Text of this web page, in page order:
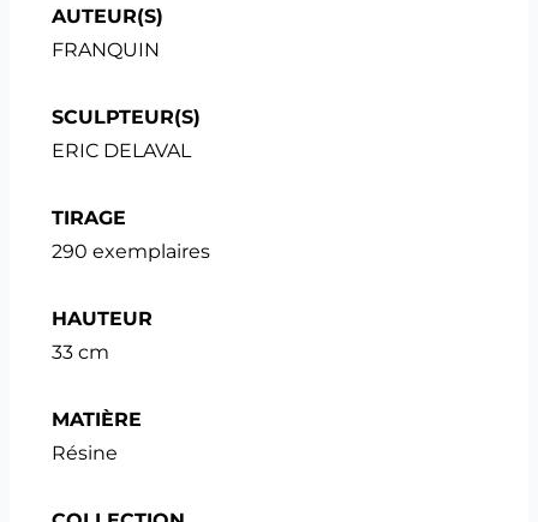
AUTEUR(S)
FRANQUIN
SCULPTEUR(S)
ERIC DELAVAL
TIRAGE
290 exemplaires
HAUTEUR
33 cm
MATIÈRE
Résine